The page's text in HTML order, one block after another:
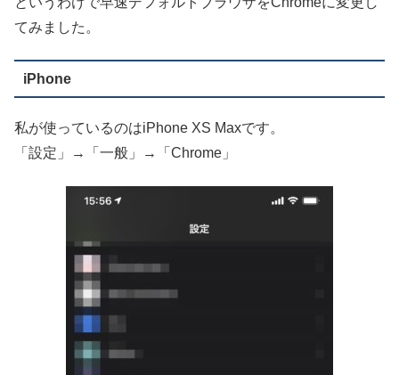
てみました。
iPhone
私が使っているのはiPhone XS Maxです。
「設定」→「一般」→「Chrome」